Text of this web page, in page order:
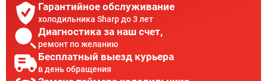
Гарантийное обслуживание
холодильника Sharp до 3 лет
Диагностика за наш счет,
ремонт по желанию
Бесплатный выезд курьера
в день обращения